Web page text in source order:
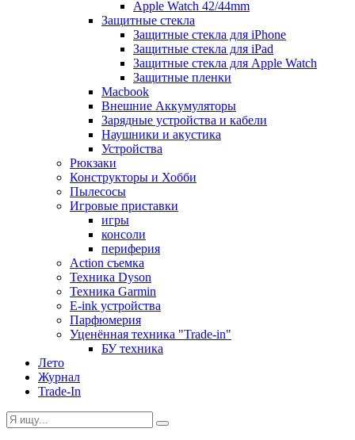
Apple Watch 42/44mm
Защитные стекла
Защитные стекла для iPhone
Защитные стекла для iPad
Защитные стекла для Apple Watch
Защитные пленки
Macbook
Внешние Аккумуляторы
Зарядные устройства и кабели
Наушники и акустика
Устройства
Рюкзаки
Конструкторы и Хобби
Пылесосы
Игровые приставки
игры
консоли
периферия
Action съемка
Техника Dyson
Техника Garmin
E-ink устройства
Парфюмерия
Уценённая техника "Trade-in"
БУ техника
Лето
Журнал
Trade-In